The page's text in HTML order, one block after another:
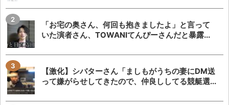
「お宅の奥さん、何回も抱きましたよ」と言って
いた演者さん、TOWANIてんぴーさんだと暴露...
【激化】シバターさん「ましもがうちの妻にDM送
って嫌がらせしてきたので、仲良ししてる競艇選...